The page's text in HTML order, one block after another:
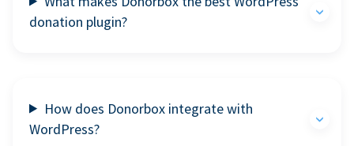
donation plugin?
How does Donorbox integrate with
WordPress?